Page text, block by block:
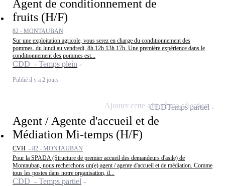
Agent de conditionnement de
fruits (H/F)
82 - MONTAUBAN
Sur une exploitation agricole, vous serez en charge du conditionnement des
pommes. du lundi au vendredi, 8h 12h 13h 17h. Une première expérience dans le
conditionnement des pommes est...
CDD - Temps plein
Publié il y a 2 jours
Agent / Agente d'accueil et de
Médiation Mi-temps (H/F)
CVH - 82 - MONTAUBAN
Pour la SPADA (Structure de premier accueil des demandeurs d'asile) de
Montauban, nous recherchons un(e) agent / agente d'accueil et de médiation. Comme
tous les postes dans notre organisation, il...
CDD - Temps partiel
CDDTemps partiel
Ajouter cette offre à ma sélection